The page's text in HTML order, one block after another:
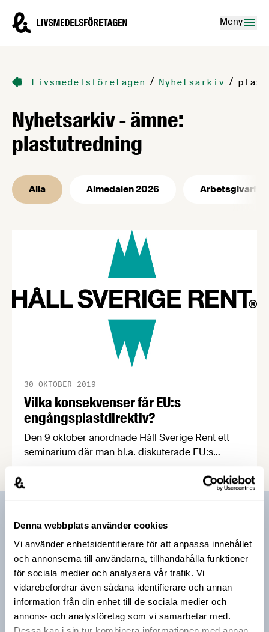
Denna webbplats använder cookies
Vi använder enhetsidentifierare för att anpassa innehållet
och annonserna till användarna, tillhandahålla funktioner
för sociala medier och analysera vår trafik. Vi
vidarebefordrar även sådana identifierare och annan
information från din enhet till de sociala medier och
annons- och analysföretag som vi samarbetar med.
Livsmedelsföretagen – till startsidan
Meny
Livsmedelsföretagen / Nyhetsarkiv /
Nyhetsarkiv - ämne:
plastutredning
Alla Almedalen 2026
Vilka konsekvenser får EU:s
engångsplastdirektiv?
30 OKTOBER 2019
Den 9 oktober anordnade Håll Sverige Rent ett
seminarium där man bl.a. diskuterade EU:s
näringspolitiska expert Marie Rydén var på plats
Prenumerera på vårt nyhetsbrev
Vårt nyhetsbrev kommer ut 3-4 gånger i månaden och
riktar sig till alla med ett intresse för
livsmedelsföretagande och den svenska
livsmedelsbranschen. När du anmäler dig till vårt
nyhetsbrev godkänner du Livsmedelsföretagens
hantering av personuppgifter.